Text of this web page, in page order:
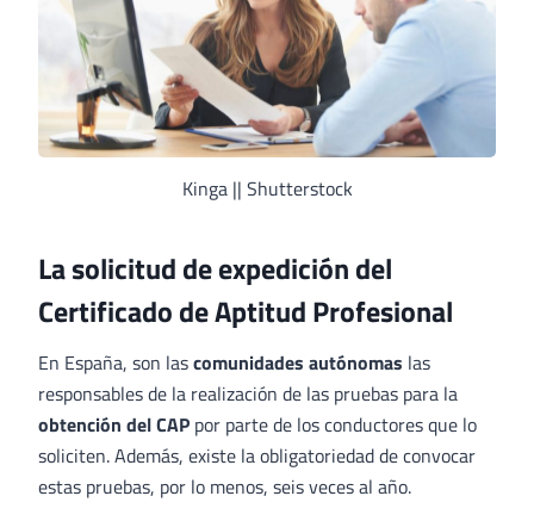
Kinga || Shutterstock
La solicitud de expedición del
Certificado de Aptitud Profesional
En España, son lascomunidades autónomas las
responsables de la realización de las pruebas para la
obtención del CAP por parte de los conductores que lo
soliciten. Además, existe la obligatoriedad de convocar
estas pruebas, por lo menos, seis veces al año.